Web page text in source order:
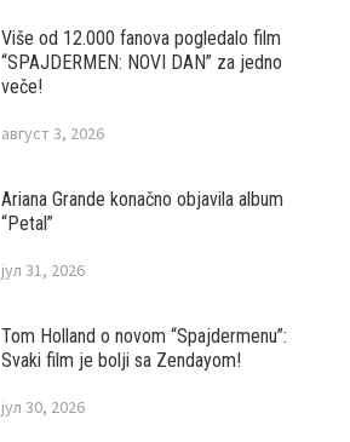
Više od 12.000 fanova pogledalo film
“SPAJDERMEN: NOVI DAN” za jedno
veče!
август 3, 2026
Ariana Grande konačno objavila album
“Petal”
јул 31, 2026
Tom Holland o novom “Spajdermenu”:
Svaki film je bolji sa Zendayom!
јул 30, 2026